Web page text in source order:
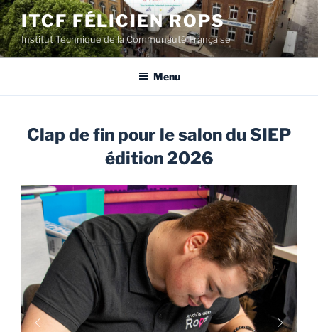
Aller
au
contenu
principal
ITCF FÉLICIEN ROPS
Institut Technique de la Communauté Française
Menu
Clap de fin pour le salon du SIEP
édition 2026